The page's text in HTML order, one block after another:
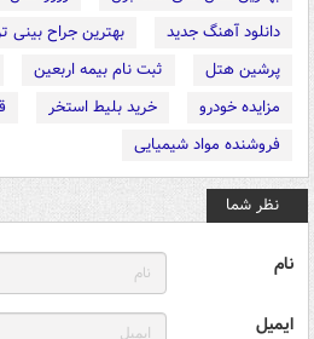
دانلود آهنگ جدید
بهترین جراح بینی
پرشین هتل
ثبت نام بیمه اربعین
مزایده خودرو
خرید بلیط استخر
فروشنده مواد شیمیایی
نظر شما
نام
ایمیل